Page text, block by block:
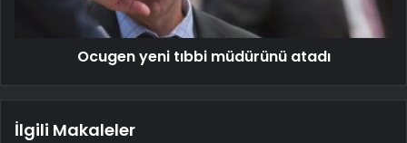
Ocugen yeni tıbbi müdürünü atadı
İlgili Makaleler